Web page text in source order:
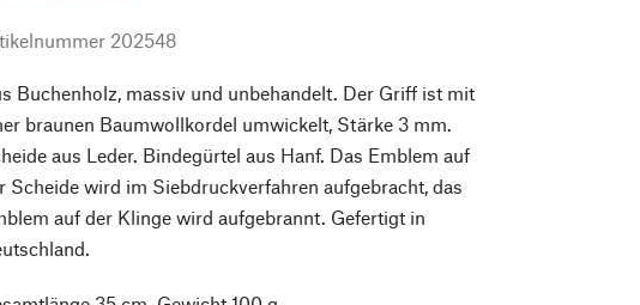
202548
Buchenholz, massiv und unbehandelt. Der Griff ist mit
braunen Baumwollkordel umwickelt, Stärke 3 mm.
aus Leder. Bindegürtel aus Hanf. Das Emblem auf
Scheide wird im Siebdruckverfahren aufgebracht, das
auf der Klinge wird aufgebrannt. Gefertigt in